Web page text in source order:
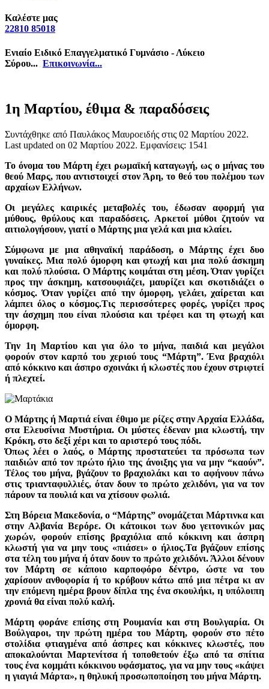
Καλέστε μας
22810 85018
Ενιαίο Ειδικό Επαγγελματικό Γυμνάσιο - Λύκειο
Σύρου... Επικοινωνία...
1η Μαρτίου, έθιμα & παραδόσεις
Συντάχθηκε από Παυλάκος Μαυροειδής στις 02 Μαρτίου 2022.
Last updated on 02 Μαρτίου 2022. Εμφανίσεις: 1541
Το όνομα του Μάρτη έχει ρωμαϊκή καταγωγή, ως ο μήνας του
θεού Μαρς, που αντιστοιχεί στον Άρη, το θεό του πολέμου των
αρχαίων Ελλήνων.
Οι μεγάλες καιρικές μεταβολές του, έδωσαν αφορμή για
μύθους, θρύλους και παραδόσεις. Αρκετοί μύθοι ζητούν να
αιτιολογήσουν, γιατί ο Μάρτης μια γελά και μια κλαίει.
Σύμφωνα με μια αθηναϊκή παράδοση, ο Μάρτης έχει δυο
γυναίκες. Μια πολύ όμορφη και φτωχή και μια πολύ άσκημη
και πολύ πλούσια. Ο Μάρτης κοιμάται στη μέση. Όταν γυρίζει
προς την άσκημη, κατσουφιάζει, μαυρίζει και σκοτιδιάζει ο
κόσμος. Όταν γυρίζει από την όμορφη, γελάει, χαίρεται και
λάμπει όλος ο κόσμος.Τις περισσότερες φορές, γυρίζει προς
την άσχημη που είναι πλούσια και τρέφει και τη φτωχή και
όμορφη.
Την 1η Μαρτίου και για όλο το μήνα, παιδιά και μεγάλοι
φορούν στον καρπό του χεριού τους “Μάρτη”. Ένα βραχιόλι
από κόκκινο και άσπρο σχοινάκι ή κλωστές που έχουν στριφτεί
ή πλεχτεί.
Ο Μάρτης ή Μαρτιά είναι έθιμο με ρίζες στην Αρχαία Ελλάδα,
στα Ελευσίνια Μυστήρια. Οι μύστες έδεναν μια κλωστή, την
Κρόκη, στο δεξί χέρι και το αριστερό τους πόδι.
Όπως λέει ο λαός, ο Μάρτης προστατεύει τα πρόσωπα των
παιδιών από τον πρώτο ήλιο της άνοιξης για να μην “καούν”.
Τέλος του μήνα, βγάζουν το βραχιολάκι και το αφήνουν πάνω
στις τριανταφυλλιές, όταν δουν το πρώτο χελιδόνι, για να τον
πάρουν τα πουλιά και να χτίσουν φωλιά.
Στη Βόρεια Μακεδονία, ο “Μάρτης” ονομάζεται Μάρτινκα και
στην Αλβανία Βερόρε. Οι κάτοικοι των δυο γειτονικών μας
χωρών, φορούν επίσης βραχιόλια από κόκκινη και άσπρη
κλωστή για να μην τους «πιάσει» ο ήλιος.Τα βγάζουν επίσης
στα τέλη του μήνα ή όταν δουν το πρώτο χελιδόνι. Άλλοι δένουν
τον Μάρτη σε κάποιο καρποφόρο δέντρο, ώστε να του
χαρίσουν ανθοφορία ή το κρύβουν κάτω από μια πέτρα κι αν
την επόμενη ημέρα βρουν δίπλα της ένα σκουλήκι, η υπόλοιπη
χρονιά θα είναι πολύ καλή.
Μάρτη φοράνε επίσης στη Ρουμανία και στη Βουλγαρία. Οι
Βούλγαροι, την πρώτη ημέρα του Μάρτη, φορούν στο πέτο
στολίδια φτιαγμένα από άσπρες και κόκκινες κλωστές, που
αποκαλούνται Μαρτενίτσα ή τοποθετούν έξω από τα σπίτια
τους ένα κομμάτι κόκκινου υφάσματος, για να μην τους «κάψει
η γιαγιά Μάρτα», η θηλυκή προσωποποίηση του μήνα Μάρτη.